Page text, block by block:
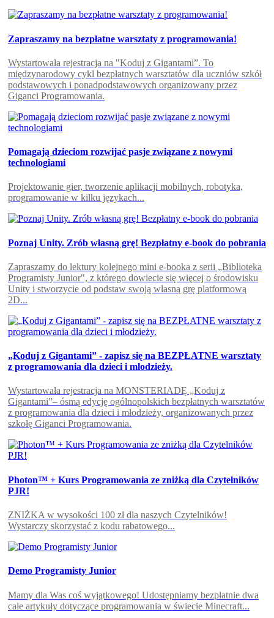
Zapraszamy na bezpłatne warsztaty z programowania!
Wystartowała rejestracja na "Koduj z Gigantami”. To
międzynarodowy cykl bezpłatnych warsztatów dla uczniów szkół
podstawowych i ponadpodstawowych organizowany przez
Giganci Programowania.
Pomagają dzieciom rozwijać pasje związane z nowymi
technologiami
Projektowanie gier, tworzenie aplikacji mobilnych, robotyka,
programowanie w kilku językach...
Poznaj Unity. Zrób własną grę! Bezpłatny e-book do pobrania
Zapraszamy do lektury kolejnego mini e-booka z serii „Biblioteka
Programisty Junior", z którego dowiecie się więcej o środowisku
Unity i stworzycie od podstaw swoją własną grę platformową
2D...
„Koduj z Gigantami” - zapisz się na BEZPŁATNE warsztaty
z programowania dla dzieci i młodzieży.
Wystartowała rejestracja na MONSTERIADĘ „Koduj z
Gigantami”– ósmą edycję ogólnopolskich bezpłatnych warsztatów
z programowania dla dzieci i młodzieży, organizowanych przez
szkołę Giganci Programowania.
Photon™ + Kurs Programowania ze zniżką dla Czytelników
PJR!
ZNIŻKA w wysokości 100 zł dla naszych Czytelników!
Wystarczy skorzystać z kodu rabatowego...
Demo Programisty Junior
Mamy dla Was coś wyjątkowego! Udostępniamy bezpłatnie dwa
całe artykuły dotyczące programowania w świecie Minecraft...